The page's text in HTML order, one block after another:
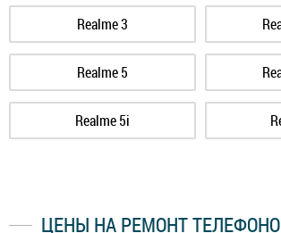
Realme 3
Realme 5
Realme 5i
Realme 6i
ЦЕНЫ НА РЕМОНТ